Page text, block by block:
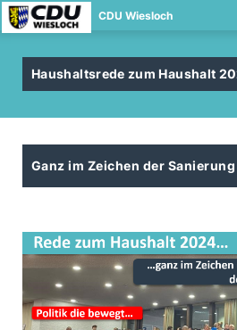
CDU Wiesloch
Haushaltsrede zum Haushalt
Ganz im Zeichen der Sanierung